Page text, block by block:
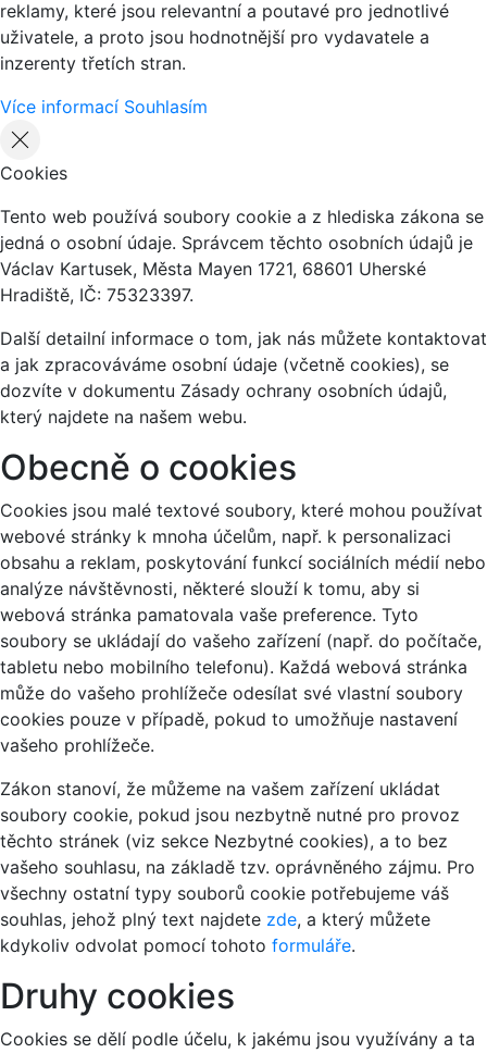
reklamy, které jsou relevantní a poutavé pro jednotlivé
uživatele, a proto jsou hodnotnější pro vydavatele a
inzerenty třetích stran.
Více informací Souhlasím
Cookies
Tento web používá soubory cookie a z hlediska zákona se
jedná o osobní údaje. Správcem těchto osobních údajů je
Václav Kartusek, Města Mayen 1721, 68601 Uherské
Hradiště, IČ: 75323397.
Další detailní informace o tom, jak nás můžete kontaktovat
a jak zpracováváme osobní údaje (včetně cookies), se
dozvíte v dokumentu Zásady ochrany osobních údajů,
který najdete na našem webu.
Obecně o cookies
Cookies jsou malé textové soubory, které mohou používat
webové stránky k mnoha účelům, např. k personalizaci
obsahu a reklam, poskytování funkcí sociálních médií nebo
analýze návštěvnosti, některé slouží k tomu, aby si
webová stránka pamatovala vaše preference. Tyto
soubory se ukládají do vašeho zařízení (např. do počítače,
tabletu nebo mobilního telefonu). Každá webová stránka
může do vašeho prohlížeče odesílat své vlastní soubory
cookies pouze v případě, pokud to umožňuje nastavení
vašeho prohlížeče.
Zákon stanoví, že můžeme na vašem zařízení ukládat
soubory cookie, pokud jsou nezbytně nutné pro provoz
těchto stránek (viz sekce Nezbytné cookies), a to bez
vašeho souhlasu, na základě tzv. oprávněného zájmu. Pro
všechny ostatní typy souborů cookie potřebujeme váš
souhlas, jehož plný text najdete zde, a který můžete
kdykoliv odvolat pomocí tohoto formuláře.
Druhy cookies
Cookies se dělí podle účelu, k jakému jsou využívány a ta